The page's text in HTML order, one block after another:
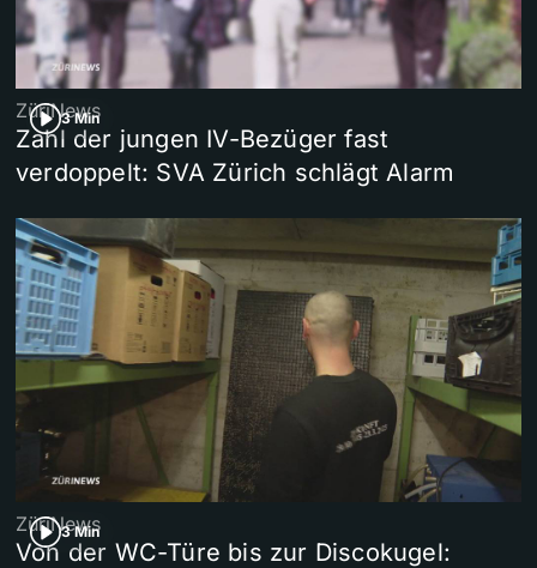
3 Min
ZüriNews
Zahl der jungen IV-Bezüger fast
verdoppelt: SVA Zürich schlägt Alarm
3 Min
ZüriNews
Von der WC-Türe bis zur Discokugel: